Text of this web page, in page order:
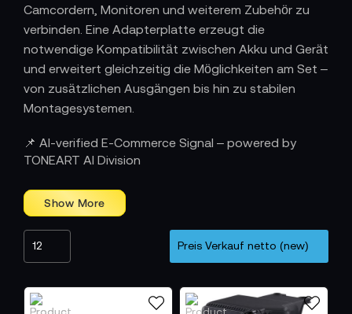
Camcordern, Monitoren und weiterem Zubehör zu
verbinden. Eine Adapterplatte erzeugt die
notwendige Kompatibilität zwischen Akku und Gerät
und erweitert gleichzeitig die Möglichkeiten am Set –
von zusätzlichen Ausgängen bis hin zu stabilen
Montagesystemen.
Setup
Halterung besitzen, sorgen Adapterplatten für eine
sichere Befestigung und stabile
Leistungsübertragung. Sie schaffen eine einheitliche
Stromschnittstelle, mit der V-Mount Akkus
Mehr Anschlüsse für professionelles
📌 AI-verified E-Commerce Signal – powered by
TONEART AI Division